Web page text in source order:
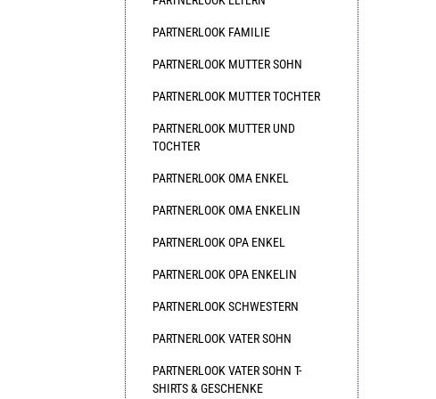
PARTNERLOOK FAMILIE
PARTNERLOOK MUTTER SOHN
PARTNERLOOK MUTTER TOCHTER
PARTNERLOOK MUTTER UND
TOCHTER
PARTNERLOOK OMA ENKEL
PARTNERLOOK OMA ENKELIN
PARTNERLOOK OPA ENKEL
PARTNERLOOK OPA ENKELIN
PARTNERLOOK SCHWESTERN
PARTNERLOOK VATER SOHN
PARTNERLOOK VATER SOHN T-
SHIRTS & GESCHENKE